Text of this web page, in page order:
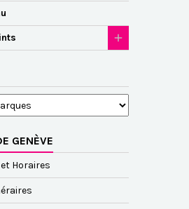
GENÈVE
Horaires